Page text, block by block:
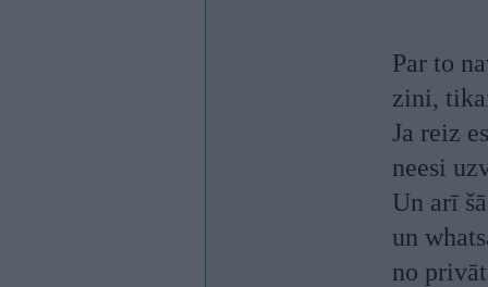
Par to
zini,
Ja reiz
neesi
Un arī
un
no